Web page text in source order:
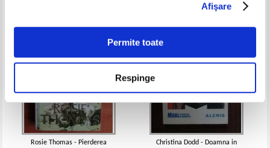
Afişare
Permite toate
Respinge
Rosie Thomas - Pierderea
Christina Dodd - Doamna in